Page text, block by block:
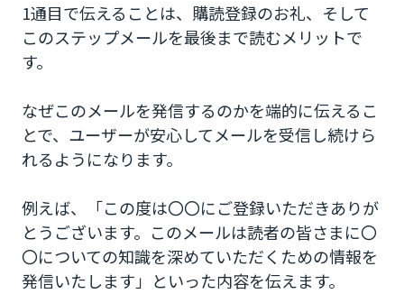
1通目で伝えることは、購読登録のお礼、そして
このステップメールを最後まで読むメリットで
す。
なぜこのメールを発信するのかを端的に伝えるこ
とで、ユーザーが安心してメールを受信し続けら
れるようになります。
例えば、「この度は〇〇にご登録いただきありが
とうございます。このメールは読者の皆さまに〇
〇についての知識を深めていただくための情報を
発信いたします」といった内容を伝えます。